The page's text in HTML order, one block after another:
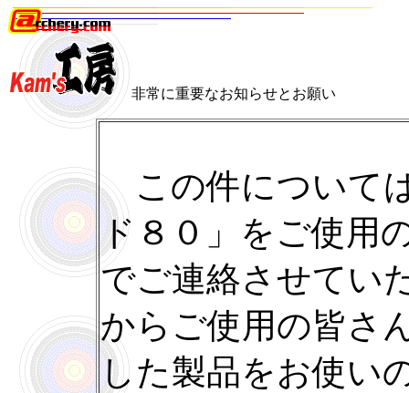
非常に重要なお知らせとお願い
この件について
ド８０」をご使用
でご連絡させてい
からご使用の皆さ
した製品をお使い